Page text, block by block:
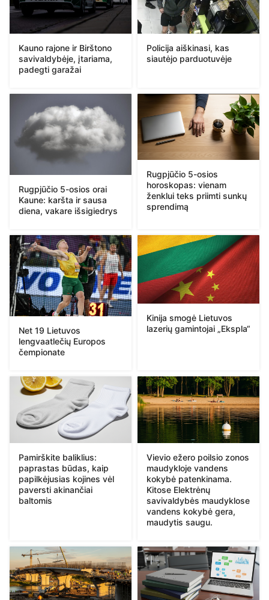
Kauno rajone ir Birštono
savivaldybėje, įtariama,
padegti garažai
Policija aiškinasi, kas
siautėjo parduotuvėje
Rugpjūčio 5-osios orai
Kaune: karšta ir sausa
diena, vakare išsigiedrys
Rugpjūčio 5-osios
horoskopas: vienam
ženklui teks priimti sunkų
sprendimą
Net 19 Lietuvos
lengvaatlečių Europos
čempionate
Kinija smogė Lietuvos
lazerių gamintojai „Ekspla“
Pamirškite baliklius:
paprastas būdas, kaip
papilkėjusias kojines vėl
paversti akinančiai
baltomis
Vievio ežero poilsio zonos
maudykloje vandens
kokybė patenkinama.
Kitose Elektrėnų
savivaldybės maudyklose
vandens kokybė gera,
maudytis saugu.